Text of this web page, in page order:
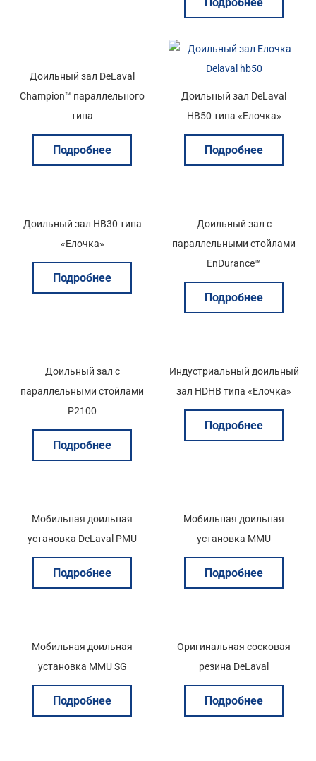
Доильный зал DeLaval
Champion™ параллельного
типа
Подробнее
Доильный зал DeLaval
HB50 типа «Елочка»
Подробнее
Доильный зал HB30 типа
«Елочка»
Подробнее
Доильный зал с
параллельными стойлами
EnDurance™
Подробнее
Доильный зал с
параллельными стойлами
P2100
Подробнее
Индустриальный доильный
зал HDHB типа «Елочка»
Подробнее
Мобильная доильная
установка DeLaval PMU
Подробнее
Мобильная доильная
установка MMU
Подробнее
Мобильная доильная
установка MMU SG
Подробнее
Оригинальная сосковая
резина DeLaval
Подробнее